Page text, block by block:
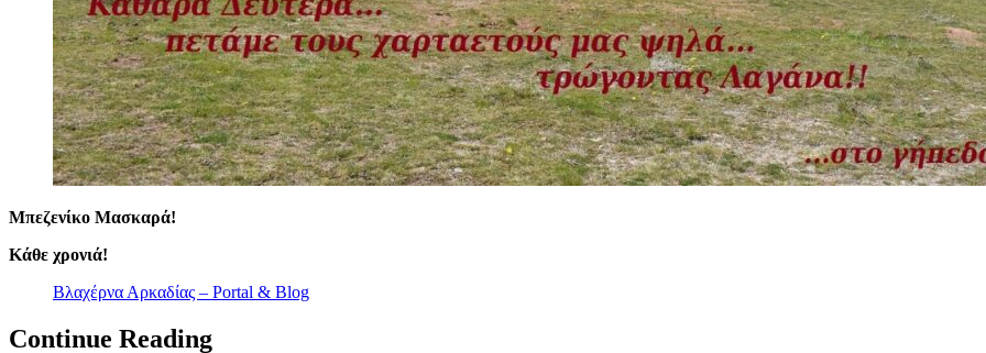
Μπεζενίκο Μασκαρά!
Κάθε χρονιά!
Βλαχέρνα Αρκαδίας – Portal & Blog
Continue Reading